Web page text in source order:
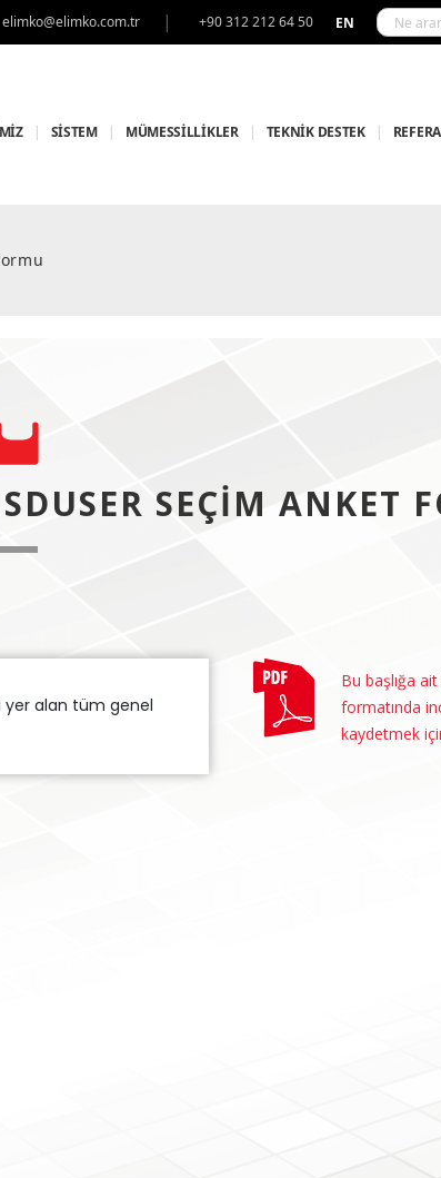
EN
elimko@elimko.com.tr | +90 312 212 64 50
| SİSTEM | MÜMESSİLLİKLER | TEKNİK DESTEK |
SEÇIM ANKET
yer alan tüm genel
Bu başlığa
formatında
kaydetmek